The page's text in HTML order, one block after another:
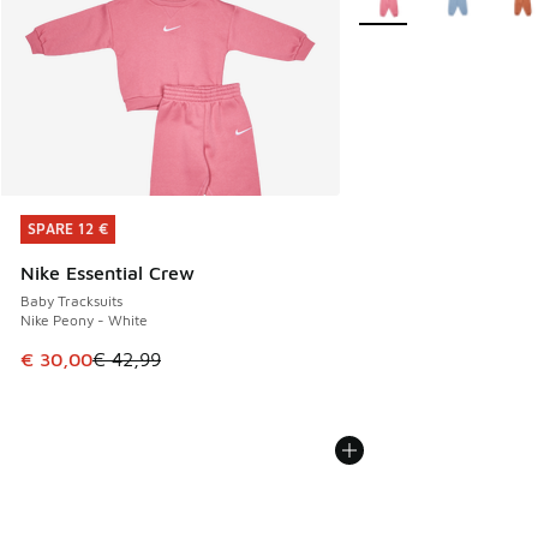
SPARE 12 €
Nike Essential Crew
Baby Tracksuits
Nike Peony - White
Dieser Artikel ist im Sale. Der Preis ist von € 42,99 auf €
€ 30,00€ 42,99
SPARE 12 €